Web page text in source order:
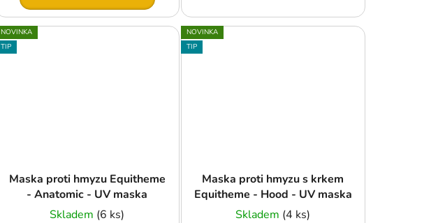
NOVINKA
TIP
Maska proti hmyzu Equitheme
- Anatomic - UV maska
Skladem (6 ks)
NOVINKA
TIP
Maska proti hmyzu s krkem
Equitheme - Hood - UV maska
Skladem (4 ks)